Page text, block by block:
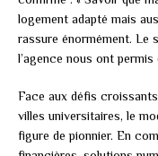
logement adapté mais
rassure énormément. Le
l’agence nous ont
Face aux défis
villes universitaires, le
figure de pionnier. En